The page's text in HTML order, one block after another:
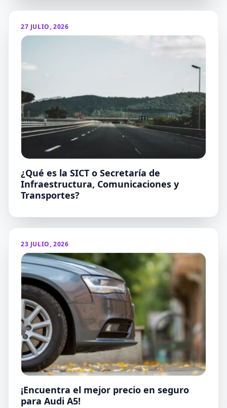
27 JULIO, 2026
¿Qué es la SICT o Secretaría de
Infraestructura, Comunicaciones y
Transportes?
23 JULIO, 2026
¡Encuentra el mejor precio en seguro
para Audi A5!